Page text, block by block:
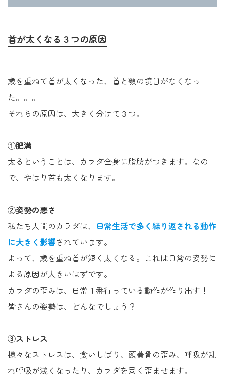
首が太くなる３つの原因
歳を重ねて首が太くなった、首と顎の境目がなくなっ
た。。。
それらの原因は、大きく分けて３つ。
①肥満
太るということは、カラダ全身に脂肪がつきます。なの
で、やはり首も太くなります。
②姿勢の悪さ
私たち人間のカラダは、 日常生活で多く繰り返される動作
に大きく 影響されています。
よって、歳を重ね首が短く太くなる。これは日常の姿勢に
よる原因が大きいはずです。
カラダの歪みは、日常１番行っている動作が作り出す！
皆さんの姿勢は、どんなでしょう？
③ストレス
様々なストレスは、食いしばり、頭蓋骨の歪み、呼吸が乱
れ呼吸が浅くなったり、カラダを固く歪ませます。